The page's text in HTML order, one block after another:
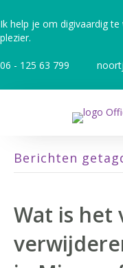
Ik help je om digivaardig
plezier.
06 - 125 63 799
Berichten
Wat is het